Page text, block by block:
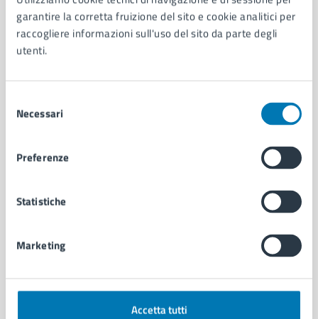
garantire la corretta fruizione del sito e cookie analitici per
raccogliere informazioni sull'uso del sito da parte degli
utenti.
delNecessari
Preferenze
Statistiche
Marketing
Accetta tutti
AMMINISTRAZIONE
Aree amministrative
Organi di governo
Municipalità
Politici
Intranet, posta aziendale e protocollo
CATEGORIE DI SERVIZIO
Anagrafe e stato civile